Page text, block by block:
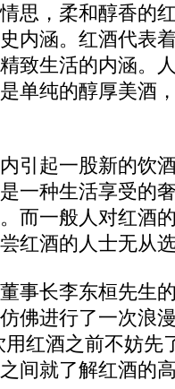
，柔和醇香的
内涵。红酒代表
致生活的内涵。
单纯的醇厚美酒
起一股新的饮
一种生活享受的
而一般人对红酒
红酒的人士无从
长李东桓先生
佛进行了一次浪
用红酒之前不妨先
间就了解红酒的